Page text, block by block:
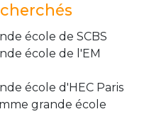
école de SCBS
école de l'EM
école d'HEC Paris
grande école